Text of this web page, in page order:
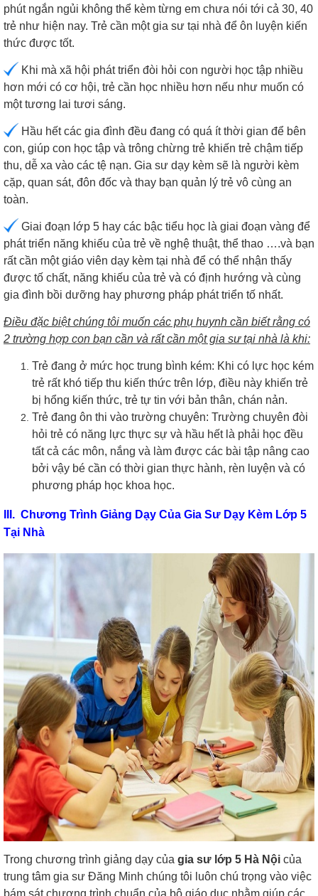
phút ngắn ngủi không thể kèm từng em chưa nói tới cả 30, 40
trẻ như hiện nay. Trẻ cần một gia sư tại nhà để ôn luyện kiến
thức được tốt.
Khi mà xã hội phát triển đòi hỏi con người học tập nhiều
hơn mới có cơ hội, trẻ cần học nhiều hơn nếu như muốn có
một tương lai tươi sáng.
Hầu hết các gia đình đều đang có quá ít thời gian để bên
con, giúp con học tập và trông chừng trẻ khiến trẻ chậm tiếp
thu, dễ xa vào các tệ nạn. Gia sư dạy kèm sẽ là người kèm
cặp, quan sát, đôn đốc và thay bạn quản lý trẻ vô cùng an
toàn.
Giai đoạn lớp 5 hay các bậc tiểu học là giai đoạn vàng để
phát triển năng khiếu của trẻ về nghệ thuật, thể thao ….và bạn
rất cần một giáo viên dạy kèm tại nhà để có thể nhận thấy
được tố chất, năng khiếu của trẻ và có định hướng và cùng
gia đình bồi dưỡng hay phương pháp phát triển tố nhất.
Điều đặc biệt chúng tôi muốn các phụ huynh cần biết rằng có
2 trường hợp con bạn cần và rất cần một gia sư tại nhà là khi:
Trẻ đang ở mức học trung bình kém: Khi có lực học kém
trẻ rất khó tiếp thu kiến thức trên lớp, điều này khiến trẻ
bị hổng kiến thức, trẻ tự tin với bản thân, chán nản.
Trẻ đang ôn thi vào trường chuyên: Trường chuyên đòi
hỏi trẻ có năng lực thực sự và hầu hết là phải học đều
tất cả các môn, nắng và làm được các bài tập nâng cao
bởi vậy bé cần có thời gian thực hành, rèn luyện và có
phương pháp học khoa học.
III. Chương Trình Giảng Dạy Của Gia Sư Dạy Kèm Lớp 5
Tại Nhà
Trong chương trình giảng dạy của gia sư lớp 5 Hà Nội của
trung tâm gia sư Đăng Minh chúng tôi luôn chú trọng vào việc
bám sát chương trình chuẩn của bộ giáo dục nhằm giúp các